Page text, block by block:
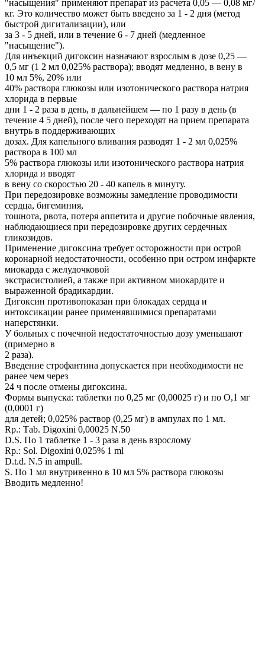
"насыщения" применяют препарат из расчета 0,05 — 0,08 мг/
кг. Это количество может быть введено за 1 - 2 дня (метод
быстрой дигитализации), или
за 3 - 5 дней, или в течение 6 - 7 дней (медленное
"насыщение").
Для инъекций дигоксин назначают взрослым в дозе 0,25 —
0,5 мг (1 2 мл 0,025% раствора); вводят медленно, в вену в
10 мл 5%, 20% или
40% раствора глюкозы или изотонического раствора натрия
хлорида в первые
дни 1 - 2 раза в день, в дальнейшем — по 1 разу в день (в
течение 4 5 дней), после чего переходят на прием препарата
внутрь в поддерживающих
дозах. Для капельного вливания разводят 1 - 2 мл 0,025%
раствора в 100 мл
5% раствора глюкозы или изотонического раствора натрия
хлорида и вводят
в вену со скоростью 20 - 40 капель в минуту.
При передозировке возможны замедление проводимости
сердца, бигеминия,
тошнота, рвота, потеря аппетита и другие побочные явления,
наблюдающиеся при передозировке других сердечных
гликозидов.
Применение дигоксина требует осторожности при острой
коронарной недостаточности, особенно при остром инфаркте
миокарда с желудочковой
экстрасистолией, а также при активном миокардите и
выраженной брадикардии.
Дигоксин противопоказан при блокадах сердца и
интоксикации ранее применявшимися препаратами
наперстянки.
У больных с почечной недостаточностью дозу уменьшают
(примерно в
2 раза).
Введение строфантина допускается при необходимости не
ранее чем через
24 ч после отмены дигоксина.
Формы выпуска: таблетки по 0,25 мг (0,00025 г) и по О,1 мг
(0,0001 г)
для детей; 0,025% раствор (0,25 мг) в ампулах по 1 мл.
Rр.: Таb. Digoxini 0,00025 N.50
D.S. По 1 таблетке 1 - 3 раза в день взрослому
Rр.: Sоl. Digoxini 0,025% 1 ml
D.t.d. N.5 in ampull.
S. По 1 мл внутривенно в 10 мл 5% раствора глюкозы
Вводить медленно!